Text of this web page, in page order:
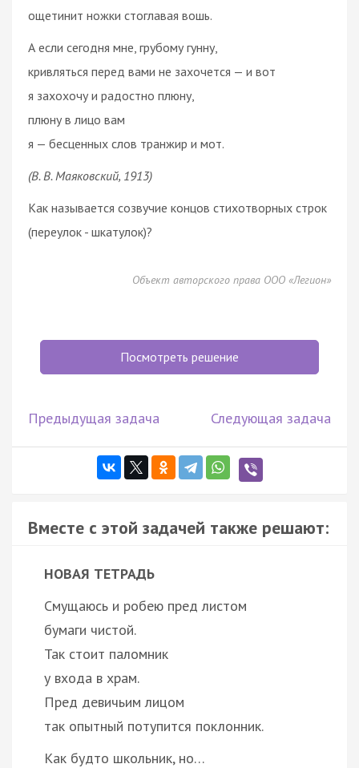
ощетинит ножки стоглавая вошь.
А если сегодня мне, грубому гунну,
кривляться перед вами не захочется — и вот
я захохочу и радостно плюну,
плюну в лицо вам
я — бесценных слов транжир и мот.
(В. В. Маяковский, 1913)
Как называется созвучие концов стихотворных строк
(переулок - шкатулок)?
Объект авторского права ООО «Легион»
Посмотреть решение
Предыдущая задача Следующая задача
Вместе с этой задачей также решают:
НОВАЯ ТЕТРАДЬ
Смущаюсь и робею пред листом
бумаги чистой.
Так стоит паломник
у входа в храм.
Пред девичьим лицом
так опытный потупится поклонник.
Как будто школьник, но…